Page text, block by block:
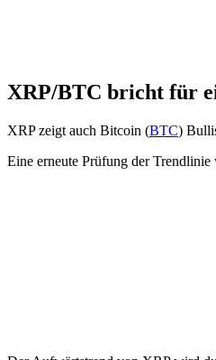
XRP/BTC bricht für
XRP zeigt auch Bitcoin (BTC)
Eine erneute Prüfung der